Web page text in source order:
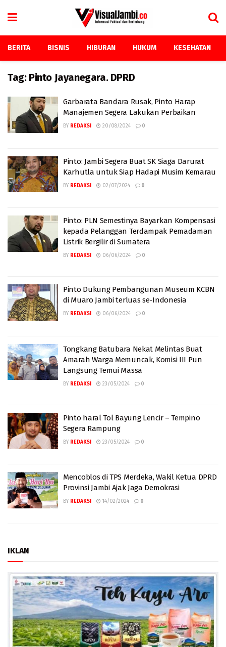
BERITA BISNIS HIBURAN HUKUM KESEHATAN
Tag: Pinto Jayanegara. DPRD
Garbarata Bandara Rusak, Pinto Harap
Manajemen Segera Lakukan Perbaikan
BY REDAKSI 20/08/2024 0
Pinto: Jambi Segera Buat SK Siaga Darurat
Karhutla untuk Siap Hadapi Musim Kemarau
BY REDAKSI 02/07/2024 0
Pinto: PLN Semestinya Bayarkan Kompensasi
kepada Pelanggan Terdampak Pemadaman
Listrik Bergilir di Sumatera
BY REDAKSI 06/06/2024 0
Pinto Dukung Pembangunan Museum KCBN
di Muaro Jambi terluas se-Indonesia
BY REDAKSI 06/06/2024 0
Tongkang Batubara Nekat Melintas Buat
Amarah Warga Memuncak, Komisi III Pun
Langsung Temui Massa
BY REDAKSI 23/05/2024 0
Pinto haral Tol Bayung Lencir – Tempino
Segera Rampung
BY REDAKSI 23/05/2024 0
Mencoblos di TPS Merdeka, Wakil Ketua DPRD
Provinsi Jambi Ajak Jaga Demokrasi
BY REDAKSI 14/02/2024 0
IKLAN